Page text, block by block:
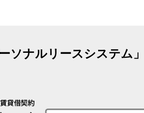
ーソナルリースシステム